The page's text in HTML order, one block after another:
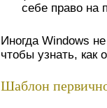
себе право на
Иногда Windows
чтобы узнать, как
Шаблон